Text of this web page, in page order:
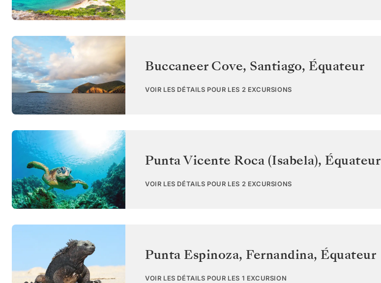
Buccaneer Cove, Santiago, Équateur
VOIR LES DÉTAILS POUR LES 2 EXCURSIONS
Punta Vicente Roca (Isabela), Équateur
VOIR LES DÉTAILS POUR LES 2 EXCURSIONS
Punta Espinoza, Fernandina, Équateur
VOIR LES DÉTAILS POUR LES 1 EXCURSION